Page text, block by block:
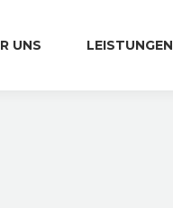
UNS LEISTUNGEN